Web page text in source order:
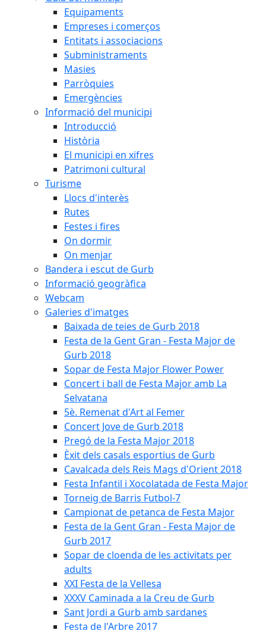
Equipaments
Empreses i comerços
Entitats i associacions
Subministraments
Masies
Parròquies
Emergències
Informació del municipi
Introducció
Història
El municipi en xifres
Patrimoni cultural
Turisme
Llocs d'interès
Rutes
Festes i fires
On dormir
On menjar
Bandera i escut de Gurb
Informació geogràfica
Webcam
Galeries d'imatges
Baixada de teies de Gurb 2018
Festa de la Gent Gran - Festa Major de
Gurb 2018
Sopar de Festa Major Flower Power
Concert i ball de Festa Major amb La
Selvatana
5è. Remenat d'Art al Femer
Concert Jove de Gurb 2018
Pregó de la Festa Major 2018
Èxit dels casals esportius de Gurb
Cavalcada dels Reis Mags d'Orient 2018
Festa Infantil i Xocolatada de Festa Major
Torneig de Barris Futbol-7
Campionat de petanca de Festa Major
Festa de la Gent Gran - Festa Major de
Gurb 2017
Sopar de cloenda de les activitats per
adults
XXI Festa de la Vellesa
XXXV Caminada a la Creu de Gurb
Sant Jordi a Gurb amb sardanes
Festa de l'Arbre 2017